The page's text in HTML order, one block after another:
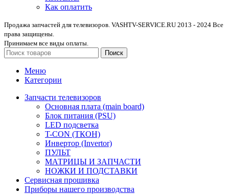
Как оплатить
Продажа запчастей для телевизоров. VASHTV-SERVICE.RU 2013 - 2024 Все
права защищены.
Принимаем все виды оплаты.
Поиск
Меню
Категории
Запчасти телевизоров
Основная плата (main board)
Блок питания (PSU)
LED подсветка
T-CON (ТКОН)
Инвертор (Invertor)
ПУЛЬТ
МАТРИЦЫ И ЗАПЧАСТИ
НОЖКИ И ПОДСТАВКИ
Сервисная прошивка
Приборы нашего производства